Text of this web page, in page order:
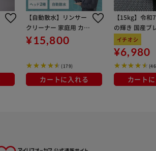
【自動散水】リンサー
クリーナー 家庭用 カー
ペット ソファ 車シート
洗浄機 シミ取り RNS-P
¥15,800
(179)
カートに入れる
【15kg】令和
の輝き 国産ブ
kg×3袋
イチオシ
¥6,980
カート